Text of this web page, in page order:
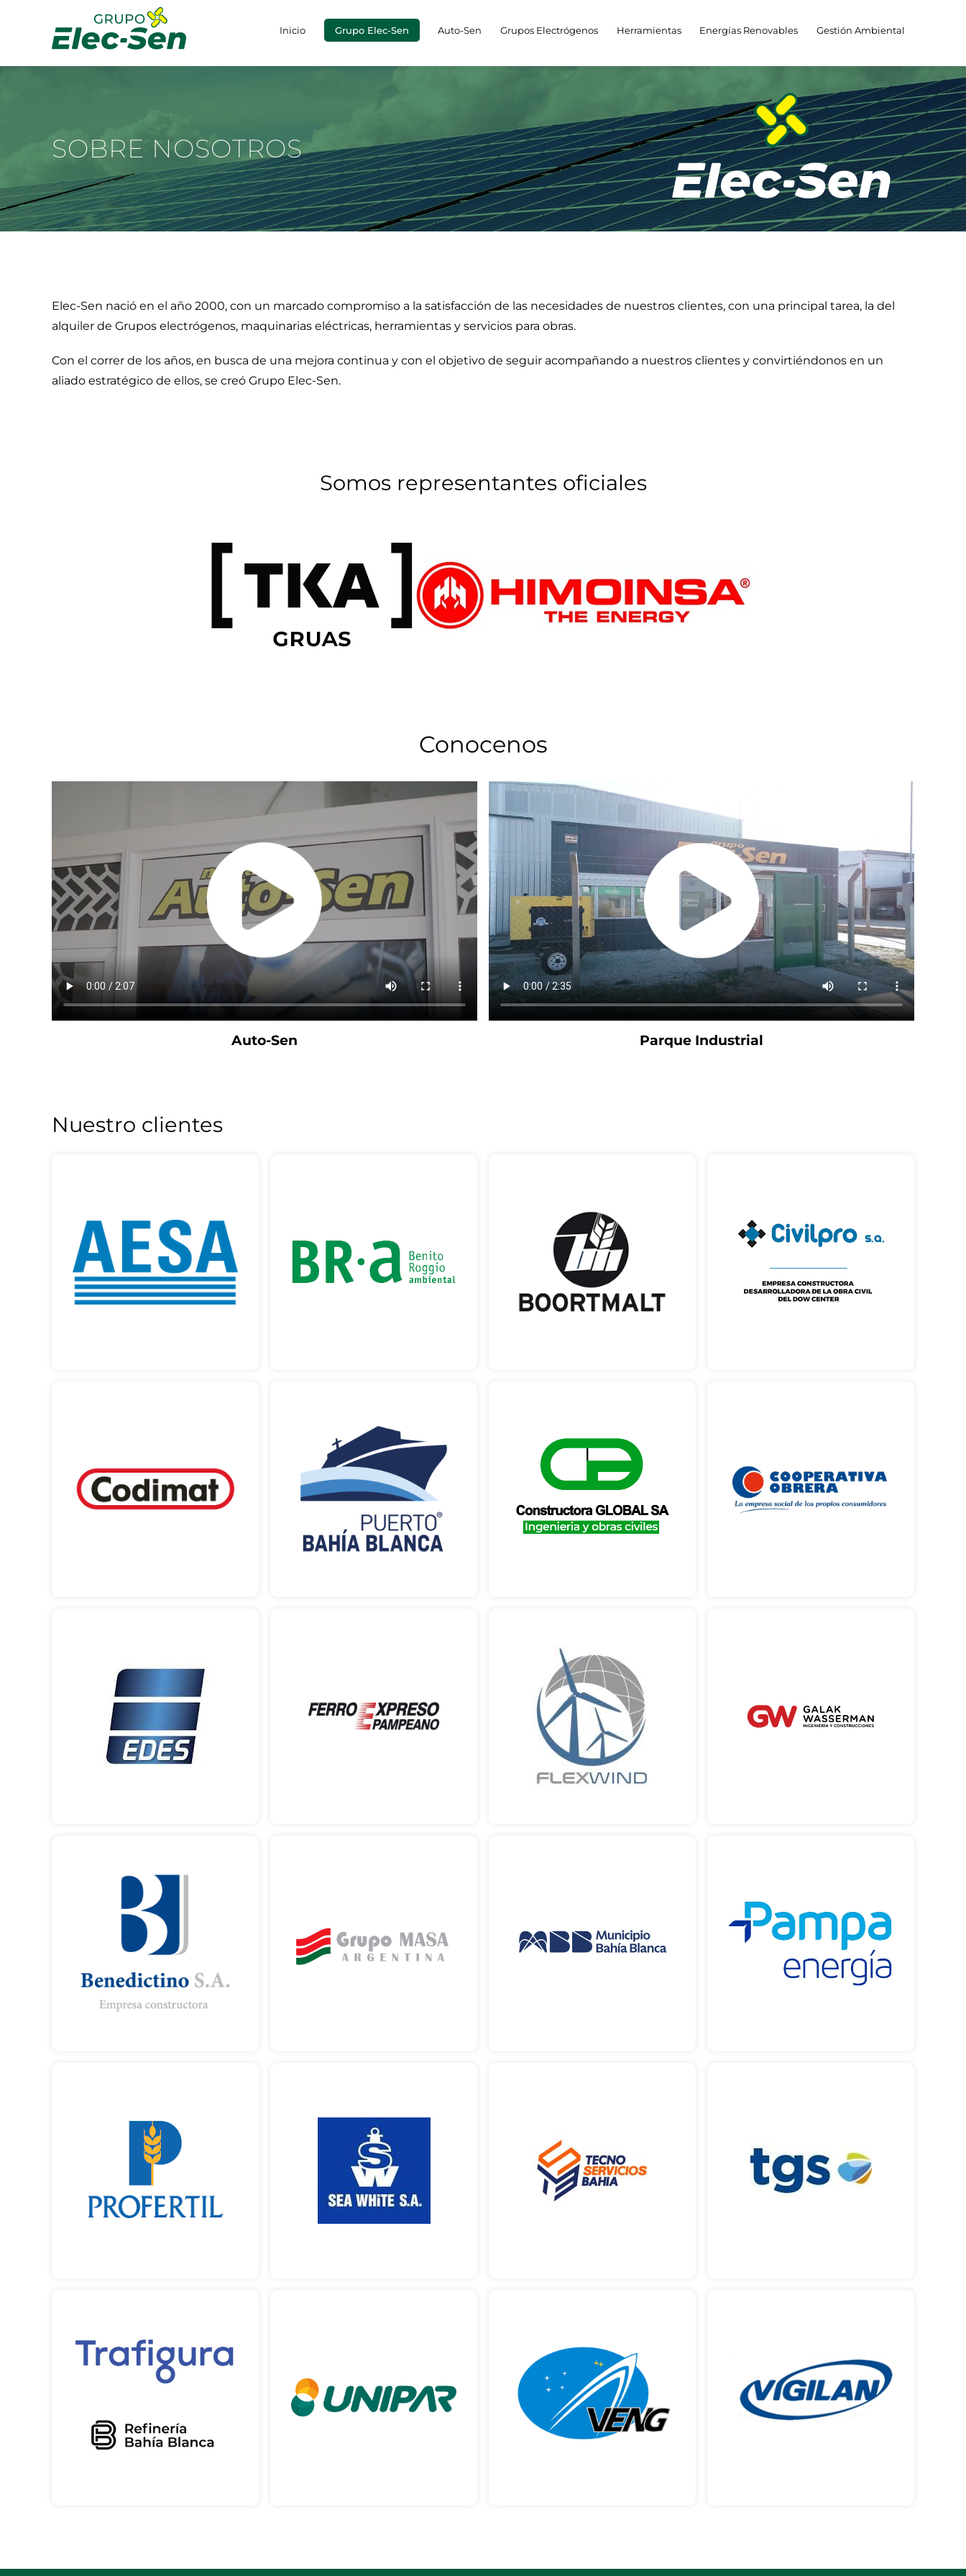
Inicio Grupo Elec-Sen Auto-Sen Grupos Electrógenos Herramientas Energías Renovables Gestión Ambiental
SOBRE NOSOTROS
Elec-Sen nació en el año 2000, con un marcado compromiso a la satisfacción de las necesidades de nuestros clientes, con una principal tarea, la del
alquiler de Grupos electrógenos, maquinarias eléctricas, herramientas y servicios para obras.
Con el correr de los años, en busca de una mejora continua y con el objetivo de seguir acompañando a nuestros clientes y convirtiéndonos en un
aliado estratégico de ellos, se creó Grupo Elec-Sen.
Somos representantes oficiales
Conocenos
Auto-Sen Parque Industrial
Nuestro clientes